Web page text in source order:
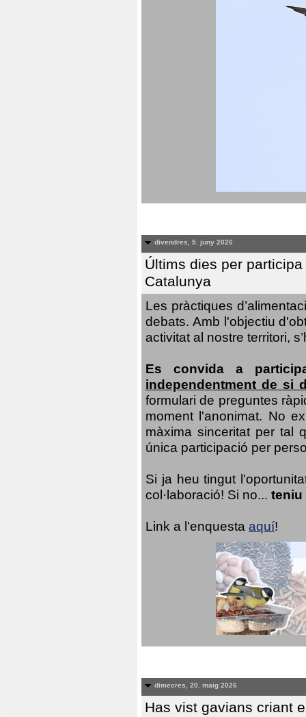
divendres, 5. juny 2026
Últims dies per
Catalunya
Les pràctiques
debats. Amb l'objectiu
activitat al nostre territori,
Es convida a
independentment de si
formulari de preguntes
moment l'anonimat. No
màxima sinceritat per tal
única participació per
Si ja heu tingut
col·laboració! Si no... teniu
Link a l'enquesta aquí!
dimecres, 20. maig 2026
Has vist gavians criant